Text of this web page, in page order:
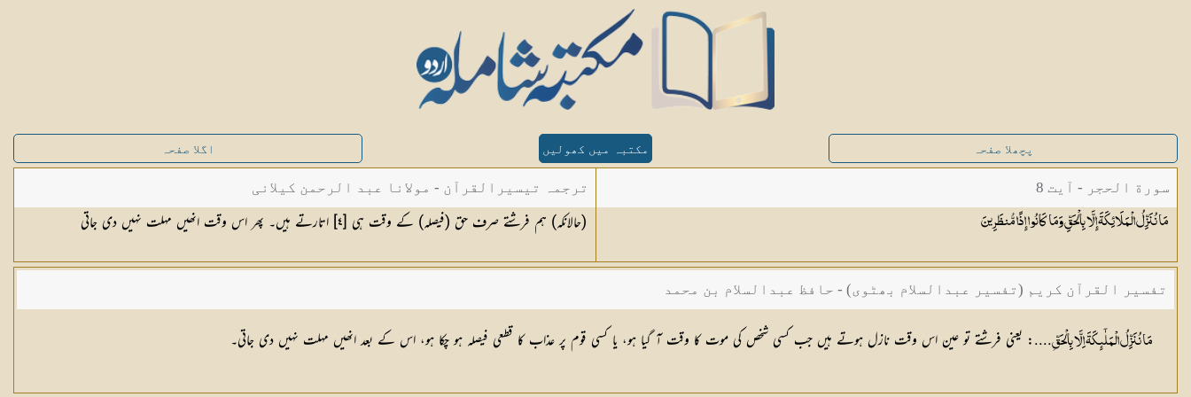
پچھلا صفحہ مکتبہ میں کھولیں اگلا صفحہ
سورة الحجر - آیت 8
مَا نُنَزِّلُ الْمَلَائِكَةَ إِلَّا بِالْحَقِّ وَمَا كَانُوا إِذًامُّنظَرِينَ
ترجمہ تیسیرالقرآن - مولانا عبد الرحمن کیلانی
(حالانکہ) ہم فرشتے صرف حق (فیصلہ) کے وقت ہی [٤] اتارتے ہیں۔ پھر اس وقت انھیں مہلت نہیں دی جاتی
تفسیر القرآن کریم (تفسیر عبدالسلام بھٹوی) - حافظ عبدالسلام بن محمد
مَا نُنَزِّلُ الْمَلٰٓىِٕكَةَ اِلَّا بِالْحَقِّ....: یعنی فرشتے تو عین اس وقت نازل ہوتے ہیں جب کسی شخص کی موت کا وقت آ گیا ہو، یا کسی قوم پر عذاب کا قطعی فیصلہ ہو چکا ہو، اس کے بعد انھیں مہلت نہیں دی جاتی۔